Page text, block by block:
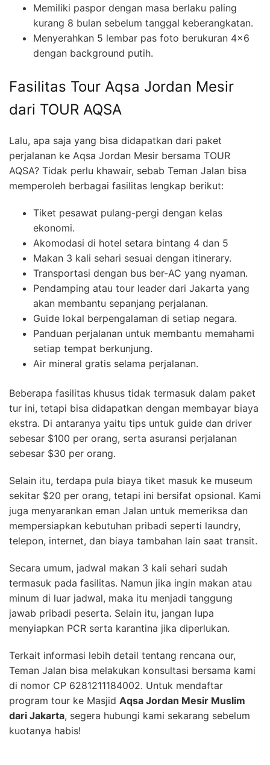
Memiliki paspor dengan masa berlaku paling
kurang 8 bulan sebelum tanggal keberangkatan.
Menyerahkan 5 lembar pas foto berukuran 4×6
dengan background putih.
Fasilitas Tour Aqsa Jordan Mesir
dari TOUR AQSA
Lalu, apa saja yang bisa didapatkan dari paket
perjalanan ke Aqsa Jordan Mesir bersama TOUR
AQSA? Tidak perlu khawair, sebab Teman Jalan bisa
memperoleh berbagai fasilitas lengkap berikut:
Tiket pesawat pulang-pergi dengan kelas
ekonomi.
Akomodasi di hotel setara bintang 4 dan 5
Makan 3 kali sehari sesuai dengan itinerary.
Transportasi dengan bus ber-AC yang nyaman.
Pendamping atau tour leader dari Jakarta yang
akan membantu sepanjang perjalanan.
Guide lokal berpengalaman di setiap negara.
Panduan perjalanan untuk membantu memahami
setiap tempat berkunjung.
Air mineral gratis selama perjalanan.
Beberapa fasilitas khusus tidak termasuk dalam paket
tur ini, tetapi bisa didapatkan dengan membayar biaya
ekstra. Di antaranya yaitu tips untuk guide dan driver
sebesar $100 per orang, serta asuransi perjalanan
sebesar $30 per orang.
Selain itu, terdapa pula biaya tiket masuk ke museum
sekitar $20 per orang, tetapi ini bersifat opsional. Kami
juga menyarankan eman Jalan untuk memeriksa dan
mempersiapkan kebutuhan pribadi seperti laundry,
telepon, internet, dan biaya tambahan lain saat transit.
Secara umum, jadwal makan 3 kali sehari sudah
termasuk pada fasilitas. Namun jika ingin makan atau
minum di luar jadwal, maka itu menjadi tanggung
jawab pribadi peserta. Selain itu, jangan lupa
menyiapkan PCR serta karantina jika diperlukan.
Terkait informasi lebih detail tentang rencana our,
Teman Jalan bisa melakukan konsultasi bersama kami
di nomor CP 6281211184002. Untuk mendaftar
program tour ke Masjid Aqsa Jordan Mesir Muslim
dari Jakarta, segera hubungi kami sekarang sebelum
kuotanya habis!